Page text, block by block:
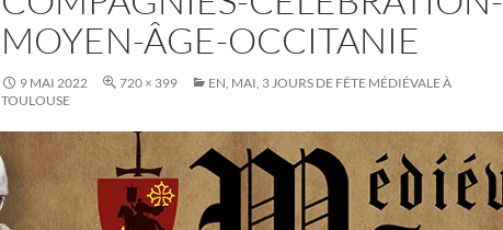
MOYEN-ÂGE-OCCITANIE
9 MAI 2022 720 × 399
EN, MAI, 3 JOURS DE FÊTE MÉDIÉVALE À
TOULOUSE